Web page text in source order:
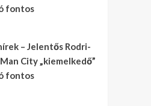
fontos
– Jelentős Rodri-
City „kiemelkedő”
fontos